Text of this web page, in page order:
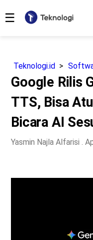
☰
Teknologi.id
Google Rilis
TTS, Bisa
Bicara AI
Yasmin Najla Alfarisi .